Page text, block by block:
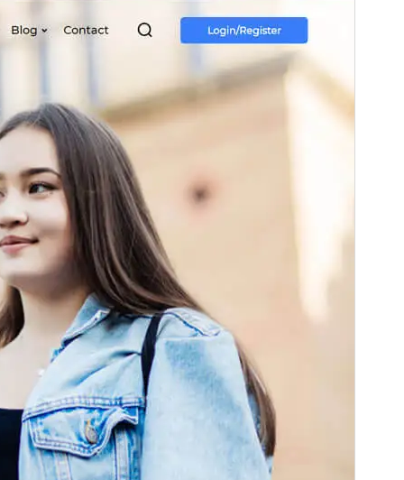
commercial upgrades or support. সাপোর্ট দেখুন
সর্বশেষ হালনাগাদ
সক্রিয় ইনস্টলেশনসমূহ
পিএইচপি সংস্করণ
থিম হোমপেজ